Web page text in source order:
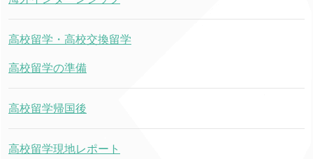
高校留学・高校交換留学
高校留学の準備
高校留学帰国後
高校留学現地レポート